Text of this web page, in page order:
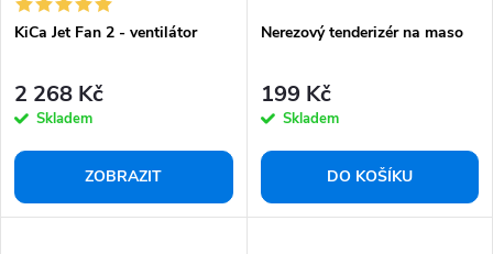
KiCa Jet Fan 2 - ventilátor
2 268 Kč
Skladem
ZOBRAZIT
Nerezový tenderizér na maso
199 Kč
Skladem
DO KOŠÍKU